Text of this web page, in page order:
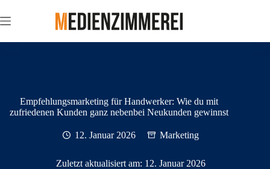
Inhalt
springen
Empfehlungsmarketing für Handwerker: Wie du mit
zufriedenen Kunden ganz nebenbei Neukunden gewinnst
12. Januar 2026 Marketing
Zuletzt aktualisiert am: 12. Januar 2026